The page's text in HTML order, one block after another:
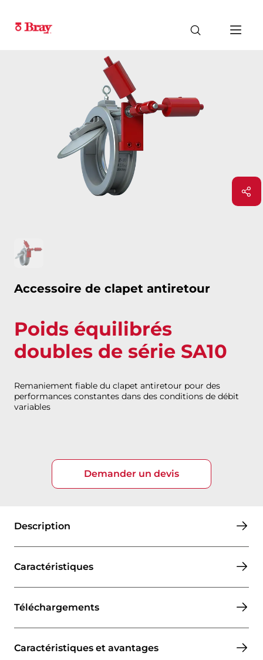
Accessoire de clapet antiretour
Poids équilibrés
doubles de série SA10
Remaniement fiable du clapet antiretour pour des
performances constantes dans des conditions de débit
variables
Demander un devis
Description
Caractéristiques
Téléchargements
Caractéristiques et avantages